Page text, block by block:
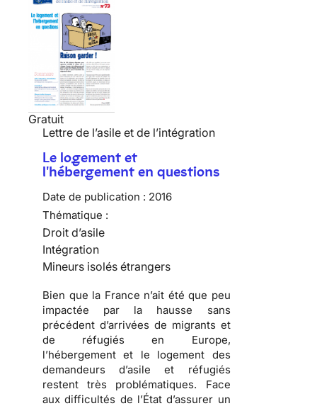
Gratuit
Lettre de l’asile et de l’intégration
Le logement et
l'hébergement en questions
Date de publication : 2016
Thématique :
Droit d’asile
Intégration
Mineurs isolés étrangers
Bien que la France n’ait été que peu
impactée par la hausse sans
précédent d’arrivées de migrants et
de réfugiés en Europe,
l’hébergement et le logement des
demandeurs d’asile et réfugiés
restent très problématiques. Face
aux difficultés de l’État d’assurer un